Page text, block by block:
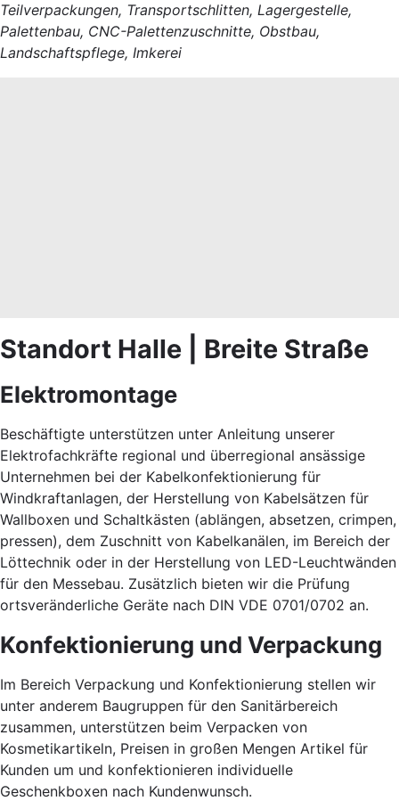
Teilverpackungen, Transportschlitten, Lagergestelle,
Palettenbau, CNC-Palettenzuschnitte, Obstbau,
Landschaftspflege, Imkerei
Standort Halle | Breite Straße
Elektromontage
Beschäftigte unterstützen unter Anleitung unserer
Elektrofachkräfte regional und überregional ansässige
Unternehmen bei der Kabelkonfektionierung für
Windkraftanlagen, der Herstellung von Kabelsätzen für
Wallboxen und Schaltkästen (ablängen, absetzen, crimpen,
pressen), dem Zuschnitt von Kabelkanälen, im Bereich der
Löttechnik oder in der Herstellung von LED-Leuchtwänden
für den Messebau. Zusätzlich bieten wir die Prüfung
ortsveränderliche Geräte nach DIN VDE 0701/0702 an.
Konfektionierung und Verpackung
Im Bereich Verpackung und Konfektionierung stellen wir
unter anderem Baugruppen für den Sanitärbereich
zusammen, unterstützen beim Verpacken von
Kosmetikartikeln, Preisen in großen Mengen Artikel für
Kunden um und konfektionieren individuelle
Geschenkboxen nach Kundenwunsch.